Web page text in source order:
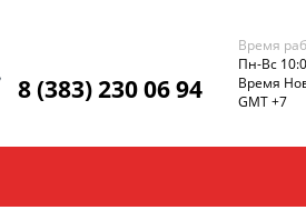
8 (383) 230 06 94
Время
Пн-Вс
Время
GMT +7